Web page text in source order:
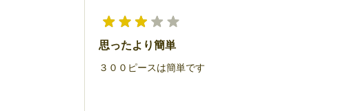
思ったより簡単
３００ピースは簡単です